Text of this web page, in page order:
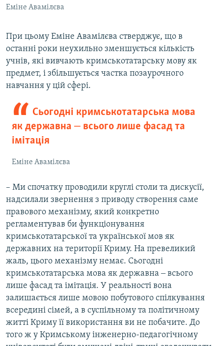
Еміне Авамілєва
При цьому Еміне Авамілєва стверджує, що в
останні роки неухильно зменшується кількість
учнів, які вивчають кримськотатарську мову як
предмет, і збільшується частка позаурочного
навчання у цій сфері.
Сьогодні кримськотатарська мова
як державна ‒ всього лише фасад та
імітація
Еміне Авамілєва
– Ми спочатку проводили круглі столи та дискусії,
надсилали звернення з приводу створення саме
правового механізму, який конкретно
регламентував би функціонування
кримськотатарської та української мов як
державних на території Криму. На превеликий
жаль, цього механізму немає. Сьогодні
кримськотатарська мова як державна ‒ всього
лише фасад та імітація. У реальності вона
залишається лише мовою побутового спілкування
всередині сімей, а в суспільному та політичному
житті Криму її використання ви не побачите. До
того ж у Кримському інженерно-педагогічному